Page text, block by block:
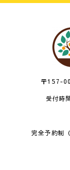
〒157-
受付時
火曜
土
完全予約制